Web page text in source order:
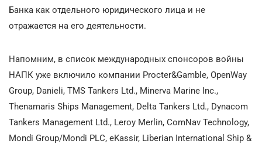
Банка как отдельного юридического лица и не
отражается на его деятельности.
Напомним, в список международных спонсоров войны
НАПК уже включило компании Procter&Gamble, OpenWay
Group, Danieli, TMS Tankers Ltd., Minerva Marine Inc.,
Thenamaris Ships Management, Delta Tankers Ltd., Dynacom
Tankers Management Ltd., Leroy Merlin, ComNav Technology,
Mondi Group/Mondi PLC, eKassir, Liberian International Ship &